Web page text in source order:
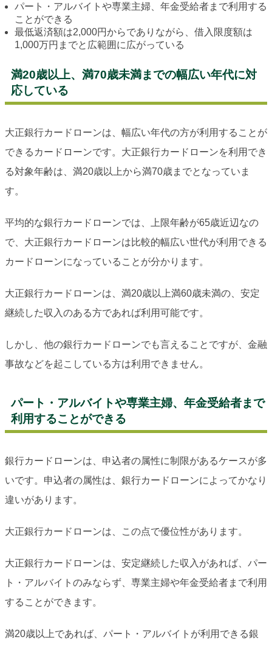
パート・アルバイトや専業主婦、年金受給者まで利用する
ことができる
最低返済額は2,000円からでありながら、借入限度額は
1,000万円までと広範囲に広がっている
満20歳以上、満70歳未満までの幅広い年代に対
応している
大正銀行カードローンは、幅広い年代の方が利用することが
できるカードローンです。大正銀行カードローンを利用でき
る対象年齢は、満20歳以上から満70歳までとなっていま
す。
平均的な銀行カードローンでは、上限年齢が65歳近辺なの
で、大正銀行カードローンは比較的幅広い世代が利用できる
カードローンになっていることが分かります。
大正銀行カードローンは、満20歳以上満60歳未満の、安定
継続した収入のある方であれば利用可能です。
しかし、他の銀行カードローンでも言えることですが、金融
事故などを起こしている方は利用できません。
パート・アルバイトや専業主婦、年金受給者まで
利用することができる
銀行カードローンは、申込者の属性に制限があるケースが多
いです。申込者の属性は、銀行カードローンによってかなり
違いがあります。
大正銀行カードローンは、この点で優位性があります。
大正銀行カードローンは、安定継続した収入があれば、パー
ト・アルバイトのみならず、専業主婦や年金受給者まで利用
することができます。
満20歳以上であれば、パート・アルバイトが利用できる銀